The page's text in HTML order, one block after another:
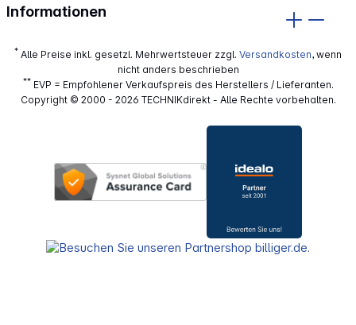
Informationen
* Alle Preise inkl. gesetzl. Mehrwertsteuer zzgl. Versandkosten, wenn
nicht anders beschrieben
**EVP = Empfohlener Verkaufspreis des Herstellers / Lieferanten.
Copyright © 2000 - 2026 TECHNIKdirekt - Alle Rechte vorbehalten.